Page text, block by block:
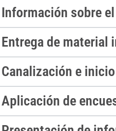
Información sobre
Entrega de material
Canalización e
Aplicación de